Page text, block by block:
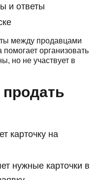
и ответы
между продавцами
организовать
но не участвует в
продать
карточку на
нужные карточки в